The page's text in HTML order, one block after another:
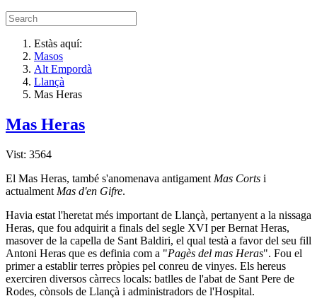
Estàs aquí:
Masos
Alt Empordà
Llançà
Mas Heras
Mas Heras
Vist: 3564
El Mas Heras, també s'anomenava antigament Mas Corts i
actualment Mas d'en Gifre.
Havia estat l'heretat més important de Llançà, pertanyent a la nissaga
Heras, que fou adquirit a finals del segle XVI per Bernat Heras,
masover de la capella de Sant Baldiri, el qual testà a favor del seu fill
Antoni Heras que es definia com a "Pagès del mas Heras". Fou el
primer a establir terres pròpies pel conreu de vinyes. Els hereus
exerciren diversos càrrecs locals: batlles de l'abat de Sant Pere de
Rodes, cònsols de Llançà i administradors de l'Hospital.